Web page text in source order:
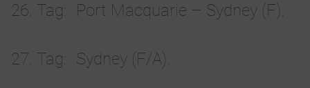
26. Tag Port Macquarie – Sydney (F).
27. Tag Sydney (F/A).